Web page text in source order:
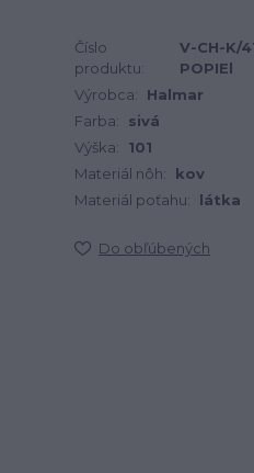
Číslo
produktu:
V-CH-K/
POPIEl
Výrobca: Halmar
Farba:
sivá
Výška:
101
Materiál nôh:
kov
Materiál poťahu:
látka
Do obľúbených